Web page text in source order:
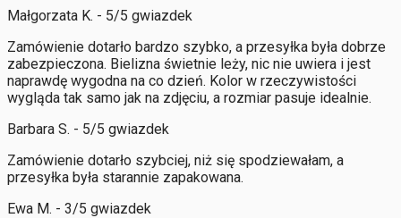
Małgorzata K. - 5/5 gwiazdek
Zamówienie dotarło bardzo szybko, a przesyłka była dobrze
zabezpieczona. Bielizna świetnie leży, nic nie uwiera i jest
naprawdę wygodna na co dzień. Kolor w rzeczywistości
wygląda tak samo jak na zdjęciu, a rozmiar pasuje idealnie.
Barbara S. - 5/5 gwiazdek
Zamówienie dotarło szybciej, niż się spodziewałam, a
przesyłka była starannie zapakowana.
Ewa M. - 3/5 gwiazdek